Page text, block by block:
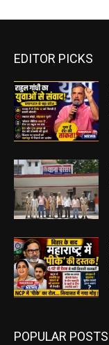
EDITOR PICKS
POPULAR POSTS